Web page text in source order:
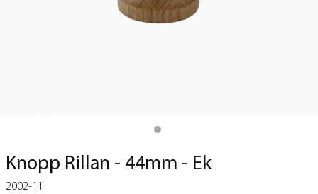
Knopp Rillan - 44mm - Ek
2002-11